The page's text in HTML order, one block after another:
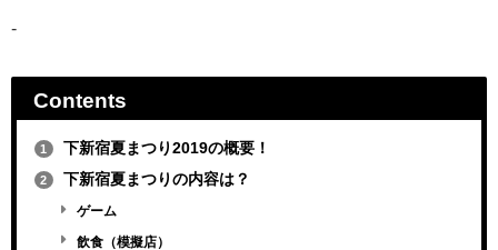
-
Contents
1 下新宿夏まつり2019の概要！
2 下新宿夏まつりの内容は？
ゲーム
飲食（模擬店）